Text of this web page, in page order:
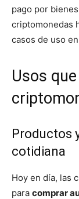
pago por
criptomonedas
casos de uso
Usos
Productos
cotidiana
Hoy en día, las
para comprar